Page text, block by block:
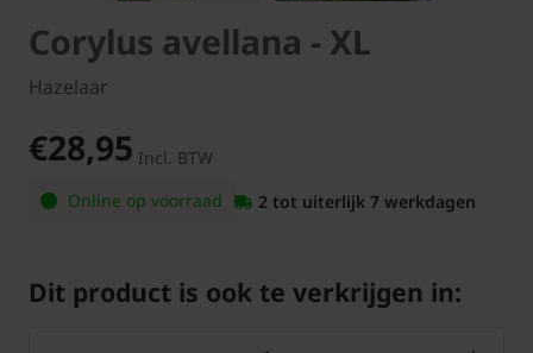
Corylus avellana - XL
Hazelaar
€28,95 Incl. BTW
Online op voorraad
2 tot uiterlijk 7 werkdagen
Dit product is ook te verkrijgen in: